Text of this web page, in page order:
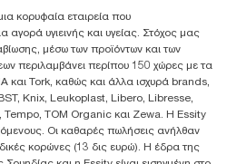
Athens-Lamia &2 Kalamatas
Greece
Ελλάδα & Κύπρο)
κορυφαία εταιρεία που
αγορά υγιεινής και υγείας. Στόχος μας
μέσω των προϊόντων και των
περιλαμβάνει περίπου 150 χώρες με τα
και Tork, καθώς και άλλα ισχυρά brands,
Knix, Leukoplast, Libero, Libresse,
TOM Organic και Zewa. Η Essity
Οι καθαρές πωλήσεις ανήλθαν
κορώνες (13 δις ευρώ). Η έδρα της